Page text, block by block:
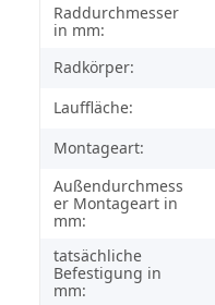
Raddurchmesser
in mm:
Radkörper:
Lauffläche:
Montageart:
Außendurchmess
er Montageart in
mm:
tatsächliche
Befestigung in
mm: